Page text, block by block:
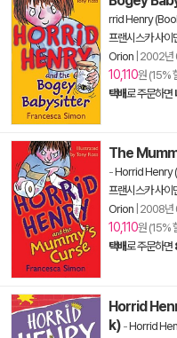
rrid Henry
프랜시스카 사이
Orion 2002년
10,110원 (15%
택배로 주문하면
The
-Horrid Henry
프랜시스카 사이
Orion 2008년
10,110원 (15%
택배로 주문하면
Horrid
k) -Horrid